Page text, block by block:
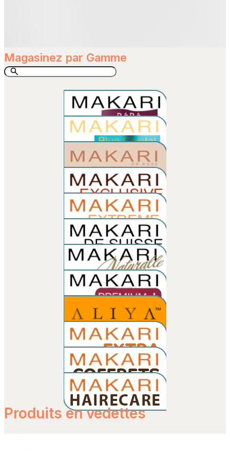
Magasinez par Gamme
Produits en vedettes